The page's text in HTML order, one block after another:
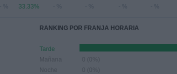
- % 33.33% - % - % - % - %
RANKING POR FRANJA HORARIA
Tarde
Mañana
0 (0%)
Noche
0 (0%)